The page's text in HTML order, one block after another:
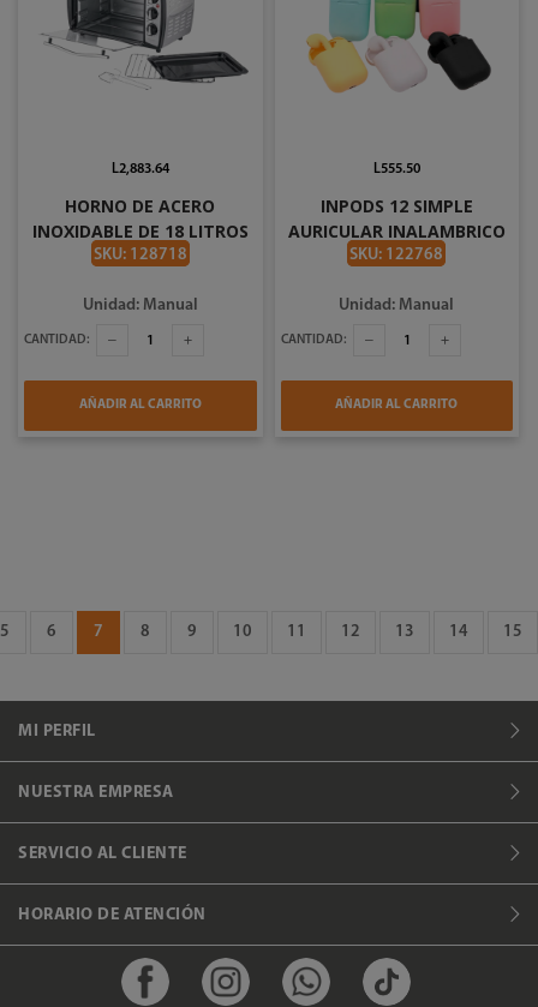
HORNO DE ACERO
INOXIDABLE DE 18 LITROS
UNIVERSAL L84720
SKU: 128718
L2,883.64
Unidad: Manual
CANTIDAD:
AÑADIR AL CARRITO
INPODS 12 SIMPLE
AURICULAR INALAMBRICO
VARIOS COLORES V5.0
SKU: 122768
L555.50
Unidad: Manual
CANTIDAD:
AÑADIR AL CARRITO
5 6 7 8 9 10 11 12 13 14 15
MI PERFIL
NUESTRA EMPRESA
SERVICIO AL CLIENTE
HORARIO DE ATENCIÓN